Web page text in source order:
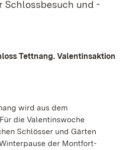
Schlossbesuch und -
Tettnang. Valentinsaktion
wird aus dem
die Valentinswoche
Schlösser und Gärten
der Montfort-